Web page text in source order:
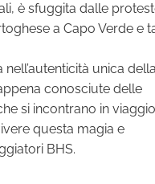
è sfuggita dalle
a Capo Verde e
unica della
conosciute delle
si incontrano in
questa magia e
BHS.